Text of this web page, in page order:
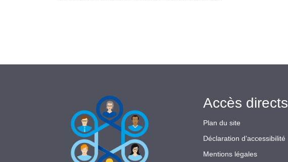
Accès directs
Plan du site
Déclaration d’accessibilité
Mentions légales